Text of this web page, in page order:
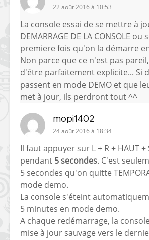
22 août 2016 à 10:53
La console essai de se mettre à
DEMARRAGE DE LA CONSOLE
premiere fois qu'on la démarre
Non parce que ce n'est pas
d'être parfaitement explicite... Si
passent en mode DEMO et que
met à jour, ils perdront tout ^^
mopi1402
24 août 2016 à 18:34
Il faut appuyer sur L + R + HAUT +
pendant 5 secondes. C'est
5 secondes qu'on quitte
mode demo.
La console s'éteint
5 minutes en mode demo.
A chaque redémarrage, la
mise à jour sauvage vers le